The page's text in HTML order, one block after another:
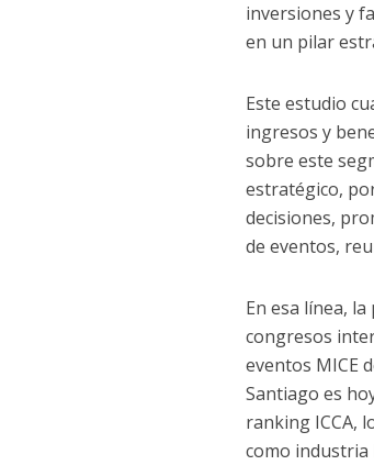
inversiones y
en un pilar
Este estudio
ingresos y
sobre este
estratégico,
decisiones,
de eventos,
En esa línea,
congresos
eventos MICE
Santiago es
ranking ICCA,
como industria